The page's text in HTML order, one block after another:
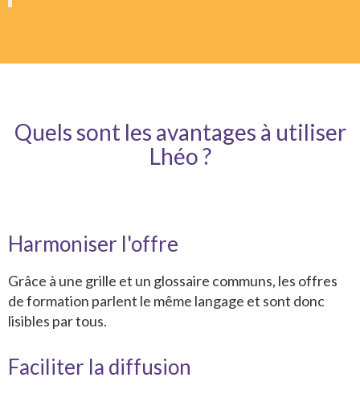
Quels sont les avantages à utiliser
Lhéo ?
Harmoniser l'offre
Grâce à une grille et un glossaire communs, les offres
de formation parlent le même langage et sont donc
lisibles par tous.
Faciliter la diffusion